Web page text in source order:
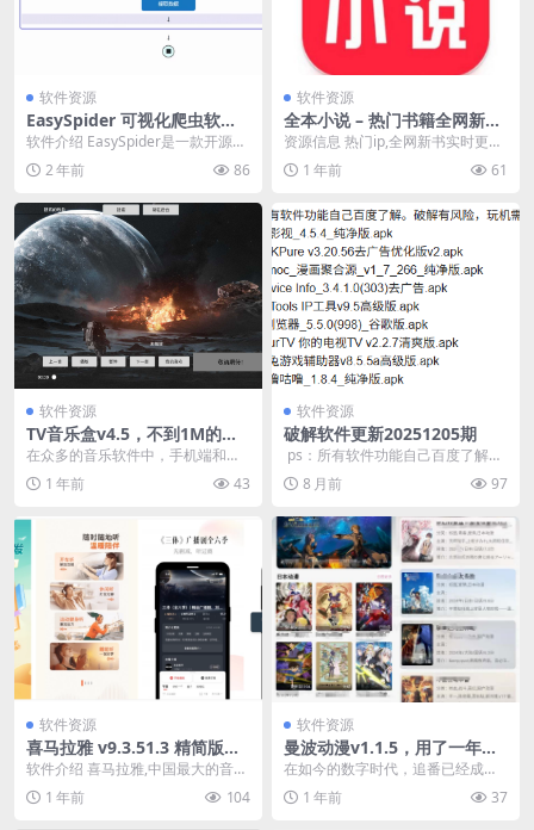
软件资源
EasySpider 可视化爬虫软件
v0.6.2 开源免费无广告
软件介绍 EasySpider是一款开源的
可视化爬虫软件。使用图形化界
面，无代码...
2 年前 86
软件资源
全本小说 – 热门书籍全网新书
随时看
资源信息 热门ip,全网新书实时更
新，全类别热门图书随心看，玄
幻，奇幻，言情，武...
1 年前 61
软件资源
TV音乐盒v4.5，不到1M的大
小，完美适配电视使用
在众多的音乐软件中，手机端和电
脑端的选择可谓是琳琅满目，但TV
端的优质应用却少之...
1 年前 43
软件资源
破解软件更新20251205期
​ ps：所有软件功能自己百度了解。
破解有风险，玩机需谨慎。01 –...
8 月前 97
软件资源
喜马拉雅 v9.3.51.3 精简版，
解锁付费，无限畅听
软件介绍 喜马拉雅,中国最大的音频
分享平台,随时随地听我想听！喜马
拉雅FM又称为...
1 年前 104
软件资源
曼波动漫v1.1.5，用了一年多
的追番神器！完美代替囧次元
在如今的数字时代，追番已经成为
许多年轻人的日常娱乐方式之一。
无论是日漫的热血与奇...
1 年前 37